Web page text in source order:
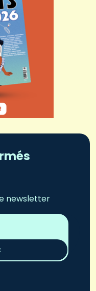
newsletter